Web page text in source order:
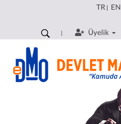
TR| EN
Üyelik